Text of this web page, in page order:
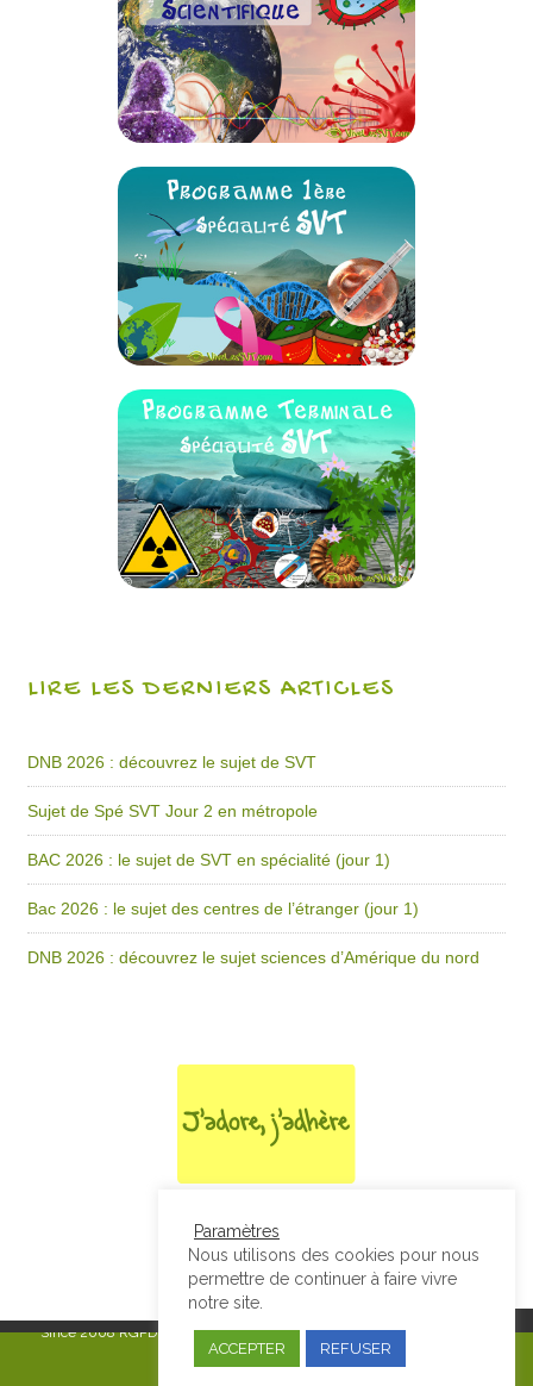
LIRE LES DERNIERS ARTICLES
DNB 2026 : découvrez le sujet de SVT
Sujet de Spé SVT Jour 2 en métropole
BAC 2026 : le sujet de SVT en spécialité (jour 1)
Bac 2026 : le sujet des centres de l’étranger (jour 1)
DNB 2026 : découvrez le sujet sciences d’Amérique du nord
Since 2008RGPD & Mentions Légales|Designed by Studio Thil - Site
internet - Charte graphique
Paramètres
Nous utilisons des cookies pour nous
permettre de continuer à faire vivre
notre site.
ACCEPTER REFUSER